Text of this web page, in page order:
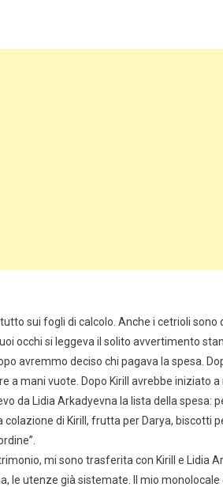
sui fogli di calcolo. Anche i cetrioli sono
occhi si leggeva il solito avvertimento
avremmo deciso chi pagava la spesa.
a mani vuote. Dopo Kirill avrebbe iniziato
da Lidia Arkadyevna la lista della spesa:
colazione di Kirill, frutta per Darya, biscotti
mi sono trasferita con Kirill e Lidia
le utenze già sistemate. Il mio